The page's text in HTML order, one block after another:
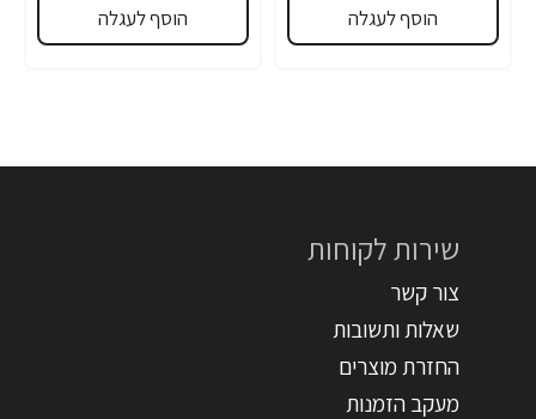
הוסף לעגלה הוסף לעגלה
שירות לקוחות
צור קשר
שאלות ותשובות
החזרת מוצרים
מעקב הזמנות